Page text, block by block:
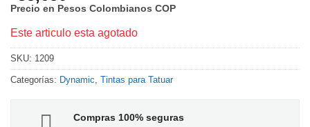
Precio en Pesos Colombianos COP
Este articulo esta agotado
SKU: 1209
Categorías: Dynamic, Tintas para Tatuar
Compras 100% seguras